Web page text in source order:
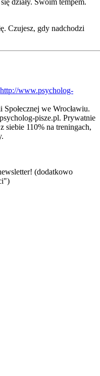
Czujesz, gdy nadchodzi
http://www.psycholog-
Społecznej we Wrocławiu.
pisze.pl. Prywatnie
siebie 110% na treningach,
(dodatkowo